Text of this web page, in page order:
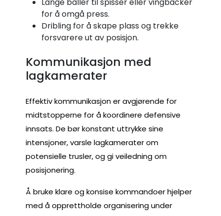
for å omgå press.
Dribling for å skape plass og trekke
forsvarere ut av posisjon.
Kommunikasjon med
lagkamerater
Effektiv kommunikasjon er avgjørende for
midtstopperne for å koordinere defensive
innsats. De bør konstant uttrykke sine
intensjoner, varsle lagkamerater om
potensielle trusler, og gi veiledning om
posisjonering.
Å bruke klare og konsise kommandoer hjelper
med å opprettholde organisering under